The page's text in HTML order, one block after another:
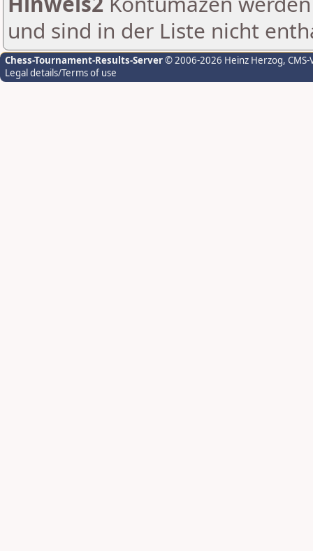
und sind in der Liste nicht
Chess-Tournament-Results-Server© 2006-2026 Heinz Herzog,
Legal details/Terms of use